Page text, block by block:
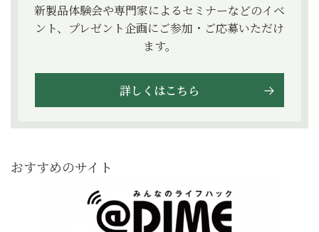
新製品体験会や専門家によるセミナーなどのイベ
ント、プレゼント企画にご参加・ご応募いただけ
ます。
詳しくはこちら
おすすめのサイト